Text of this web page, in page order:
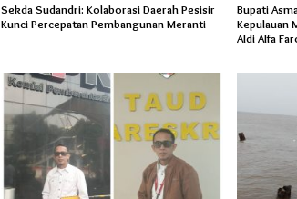
Sekda Sudandri: Kolaborasi Daerah Pesisir
Kunci Percepatan Pembangunan Meranti
Bupati
Kepulauan
Aldi Alfa